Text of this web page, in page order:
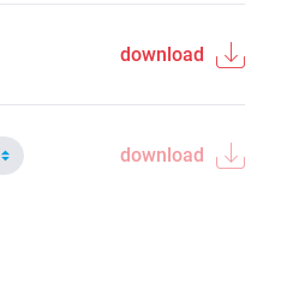
download
download